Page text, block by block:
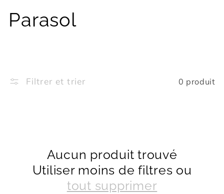
C
l
Parasol
Filtrer et trier 0 produit
Aucun produit trouvé
Utiliser moins de filtres ou
tout supprimer